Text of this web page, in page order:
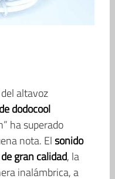
altavoz
dodocool
ha superado
nota. Elsonido
gran calidad, la
inalámbrica, a